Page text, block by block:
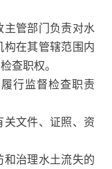
管部门负责对水
在其管辖范围内
查职权。
行监督检查职责
关文件、证照、资
和治理水土流失的